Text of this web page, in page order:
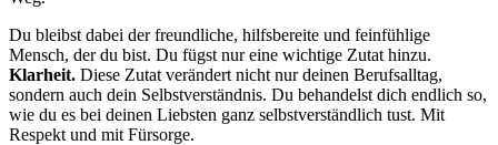
Du bleibst dabei der freundliche, hilfsbereite und feinfühlige
Mensch, der du bist. Du fügst nur eine wichtige Zutat hinzu.
Klarheit. Diese Zutat verändert nicht nur deinen Berufsalltag,
sondern auch dein Selbstverständnis. Du behandelst dich endlich so,
wie du es bei deinen Liebsten ganz selbstverständlich tust. Mit
Respekt und mit Fürsorge.